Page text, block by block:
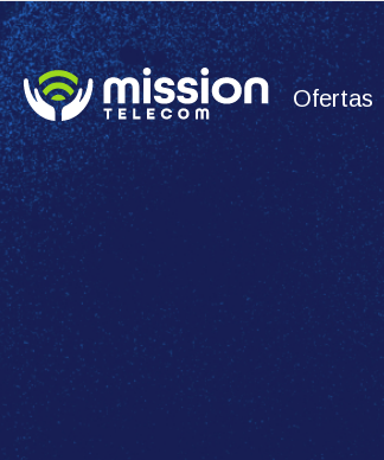
Ofertas